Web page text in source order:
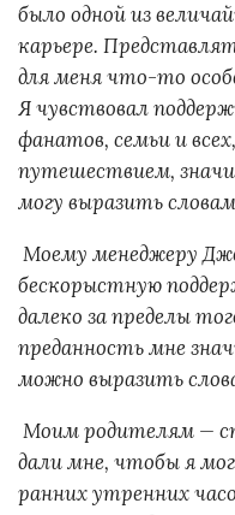
было одной из
карьере.
для меня что-то
Я чувствовал
фанатов, семьи и
путешествием,
могу выразить
Моему менеджеру
бескорыстную
далеко за пределы
преданность мне
можно выразить
Моим родителям —
дали мне, чтобы я
ранних утренних